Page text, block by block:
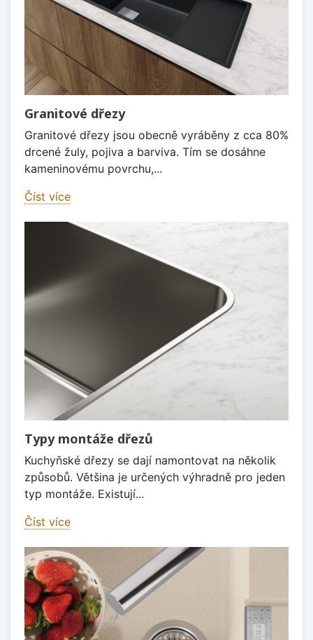
Granitové dřezy
Granitové dřezy jsou obecně vyráběny z cca 80%
drcené žuly, pojiva a barviva. Tím se dosáhne
kameninovému povrchu,...
Číst více
Typy montáže dřezů
Kuchyňské dřezy se dají namontovat na několik
způsobů. Většina je určených výhradně pro jeden
typ montáže. Existují...
Číst více